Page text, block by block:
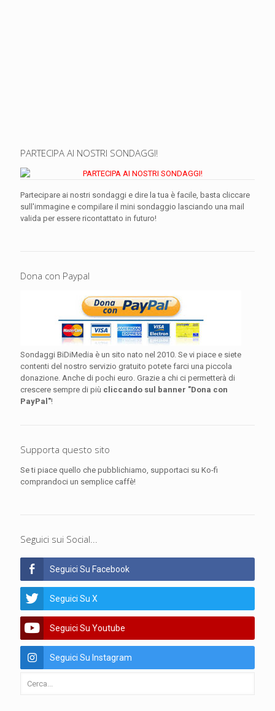
PARTECIPA AI NOSTRI SONDAGGI!
Partecipare ai nostri sondaggi e dire la tua è facile, basta cliccare
sull'immagine e compilare il mini sondaggio lasciando una mail
valida per essere ricontattato in futuro!
Dona con Paypal
Sondaggi BiDiMedia è un sito nato nel 2010. Se vi piace e siete
contenti del nostro servizio gratuito potete farci una piccola
donazione. Anche di pochi euro. Grazie a chi ci permetterà di
crescere sempre di più cliccando sul banner "Dona con
PayPal"!
Supporta questo sito
Se ti piace quello che pubblichiamo, supportaci su Ko-fi
comprandoci un semplice caffè!
Seguici sui Social...
Seguici Su Facebook
Seguici Su X
Seguici Su Youtube
Seguici Su Instagram